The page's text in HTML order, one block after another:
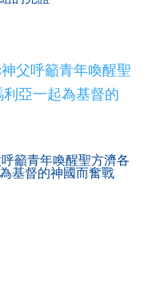
籲青年喚醒聖方濟各
基督的神國而奮戰